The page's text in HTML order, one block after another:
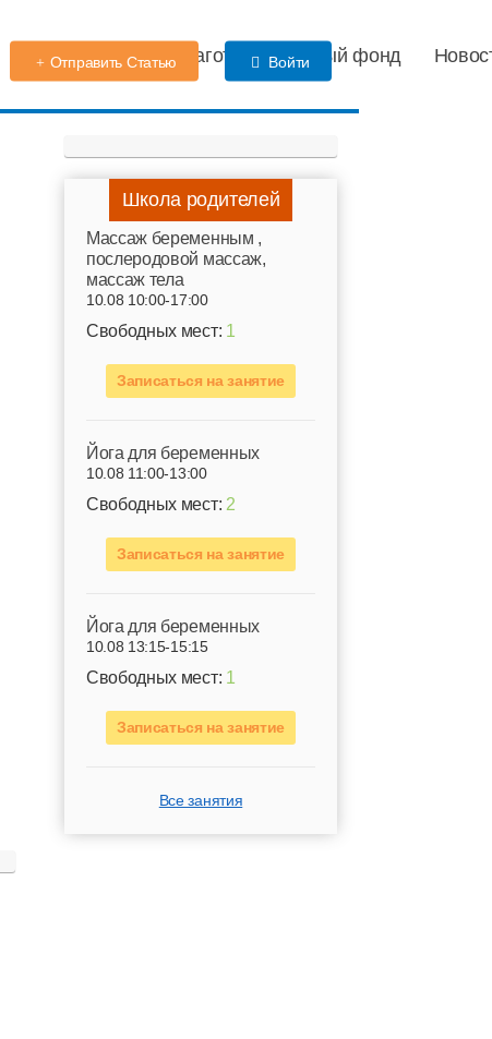
Детский сад Благотворительный фонд
Отправить Статью Войти
Школа родителей
Mассаж беременным ,
послеродовой массаж,
массаж тела
10.08 10:00-17:00
Свободных мест: 1
Записаться на занятие
Йога для беременных
10.08 11:00-13:00
Свободных мест: 2
Записаться на занятие
Йога для беременных
10.08 13:15-15:15
Свободных мест: 1
Записаться на занятие
Все занятия